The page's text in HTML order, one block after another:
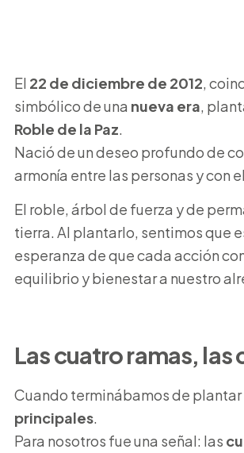
El 22 de diciembre de 2012,
simbólico de una nueva era,
Roble de la Paz.
Nació de un deseo profundo de
armonía entre las personas y con
El roble, árbol de fuerza y de
tierra. Al plantarlo, sentimos que
esperanza de que cada acción
equilibrio y bienestar a nuestro
Las cuatro ramas,
Cuando terminábamos de
principales.
Para nosotros fue una señal: las